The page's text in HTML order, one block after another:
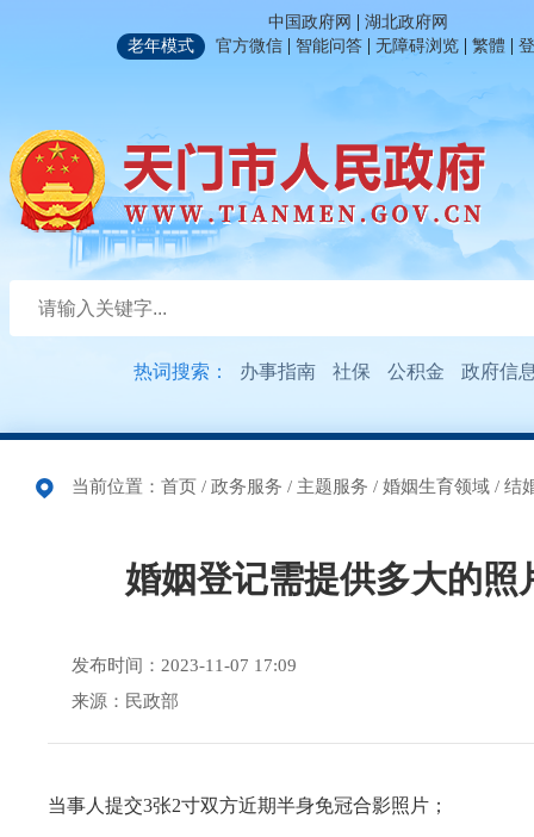
中国政府网 | 湖北政府网
老年模式
官方微信 | 智能问答 | 无障碍浏览 | 繁體 |
热词搜索： 办事指南 社保 公积金 政府信
当前位置： 首页 / 政务服务 / 主题服务 / 婚姻生育领域 / 结
婚姻登记需提供多大的照
发布时间：2023-11-07 17:09
来源：民政部
当事人提交3张2寸双方近期半身免冠合影照片；